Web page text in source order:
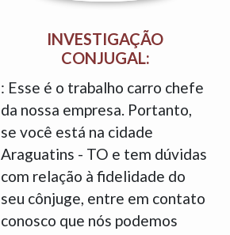
INVESTIGAÇÃO
CONJUGAL:
: Esse é o trabalho carro chefe
da nossa empresa. Portanto,
se você está na cidade
Araguatins - TO e tem dúvidas
com relação à fidelidade do
seu cônjuge, entre em contato
conosco que nós podemos